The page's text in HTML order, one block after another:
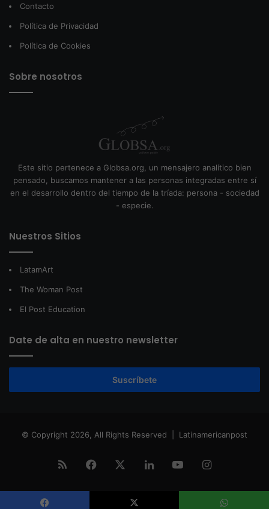
Contacto
Política de Privacidad
Política de Cookies
Sobre nosotros
Este sitio pertenece a Globsa.org, un mensajero analítico bien
pensado, buscamos mantener a las personas integradas entre sí
en el desarrollo dentro del tiempo de la tríada: persona - sociedad
- especie.
Nuestros Sitios
LatamArt
The Woman Post
El Post Education
Date de alta en nuestro newsletter
Suscríbete
© Copyright 2026, All Rights Reserved | Latinamericanpost
RSS Facebook LinkedInYouTubeInstagram